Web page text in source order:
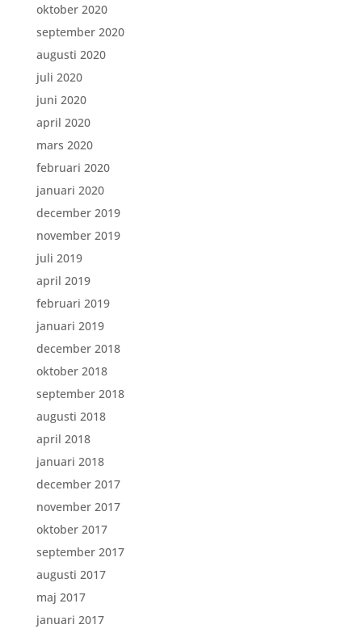
oktober 2020
september 2020
augusti 2020
juli 2020
juni 2020
april 2020
mars 2020
februari 2020
januari 2020
december 2019
november 2019
juli 2019
april 2019
februari 2019
januari 2019
december 2018
oktober 2018
september 2018
augusti 2018
april 2018
januari 2018
december 2017
november 2017
oktober 2017
september 2017
augusti 2017
maj 2017
januari 2017